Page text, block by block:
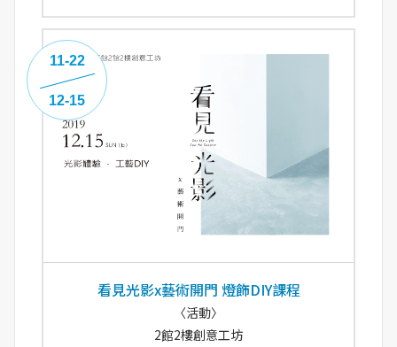
看見光影x藝術開門 燈飾DIY課程
〈活動〉
2館2樓創意工坊
11-22
12-15